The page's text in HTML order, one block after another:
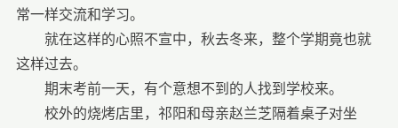
常一样交流和学习。
就在这样的心照不宣中，秋去冬来，整个学期竟也就
这样过去。
期末考前一天，有个意想不到的人找到学校来。
校外的烧烤店里，祁阳和母亲赵兰芝隔着桌子对坐